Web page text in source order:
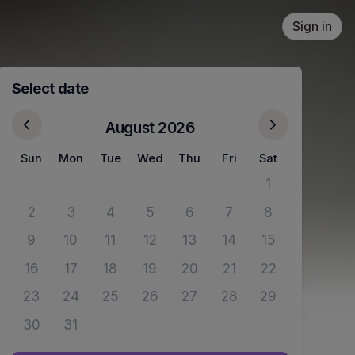
Sign in
Select date
August 2026
Sun Mon Tue Wed Thu Fri Sat
1No tickets
2No tickets available
3
No tickets available
4No tickets available
5
No tickets available
6No tickets available
7No tickets available
8No tickets
9No tickets available
10No tickets available
11No tickets available
12No tickets available
13No tickets available
14No tickets available
15No tickets
16No tickets available
17No tickets available
18No tickets available
19No tickets available
20No tickets available
21No tickets available
22No tickets
23No tickets available
24No tickets available
25No tickets available
26No tickets available
27No tickets available
28No tickets available
29No tickets
30
No tickets available
31No tickets available